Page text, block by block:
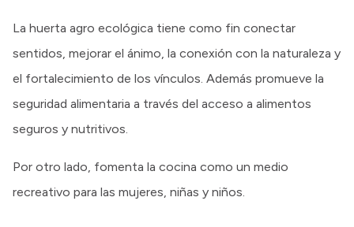
La huerta agro ecológica tiene como fin conectar
sentidos, mejorar el ánimo, la conexión con la naturaleza y
el fortalecimiento de los vínculos. Además promueve la
seguridad alimentaria a través del acceso a alimentos
seguros y nutritivos.
Por otro lado, fomenta la cocina como un medio
recreativo para las mujeres, niñas y niños.